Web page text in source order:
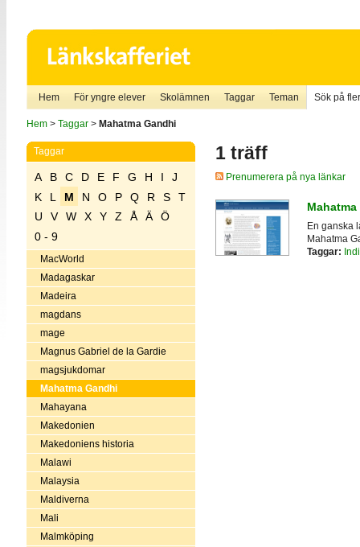
Hem För yngre elever Skolämnen Taggar Teman Sök på
Hem> Taggar> Mahatma Gandhi
Taggar
A B C D E F G H I
J
K
L M N O P Q R S
T
U
V W X Y Z Å Ä
Ö
0 - 9
MacWorld
Madagaskar
Madeira
magdans
mage
Magnus Gabriel de la Gardie
magsjukdomar
Mahatma Gandhi
Mahayana
Makedonien
Makedoniens historia
Malawi
Malaysia
Maldiverna
Mali
Malmköping
1 träff
Prenumerera på nya länkar
En ganska
Mahatma
Taggar: